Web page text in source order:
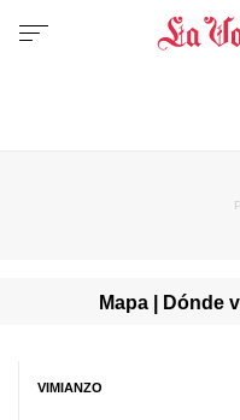
Mapa | Dónde
VIMIANZO